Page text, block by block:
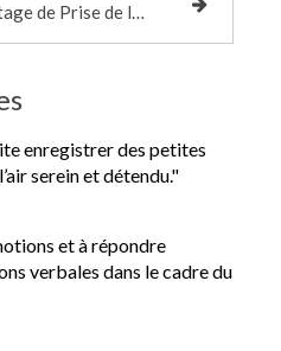
Je me suis inscrite au stage de Prise de la Parole et de confiance en soi sans savoir exactement à quoi m’attendre. Je suis ravie de mon week-end.
enregistrer des petites
serein et détendu."
et à répondre
verbales dans le cadre du